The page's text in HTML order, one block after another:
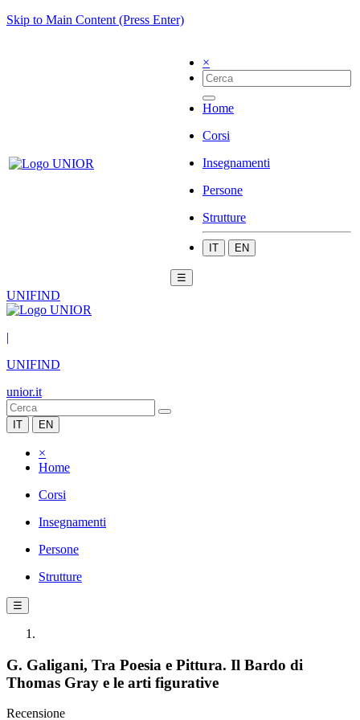
Skip to Main Content (Press Enter)
×
Home
Corsi
Insegnamenti
Persone
Strutture
IT EN
☰
UNIFIND
|
UNIFIND
unior.it
IT EN
×
Home
Corsi
Insegnamenti
Persone
Strutture
☰
G. Galigani, Tra Poesia e Pittura. Il Bardo di
Thomas Gray e le arti figurative
Recensione